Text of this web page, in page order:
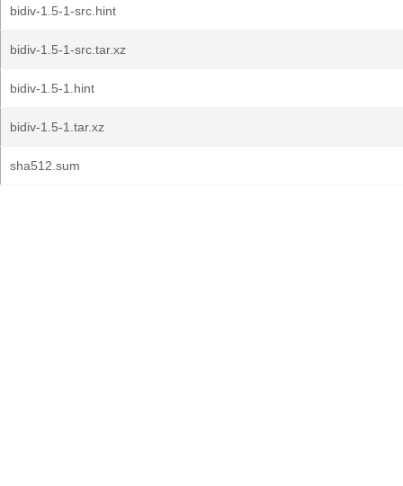
bidiv-1.5-1-src.hint
bidiv-1.5-1-src.tar.xz
bidiv-1.5-1.hint
bidiv-1.5-1.tar.xz
sha512.sum